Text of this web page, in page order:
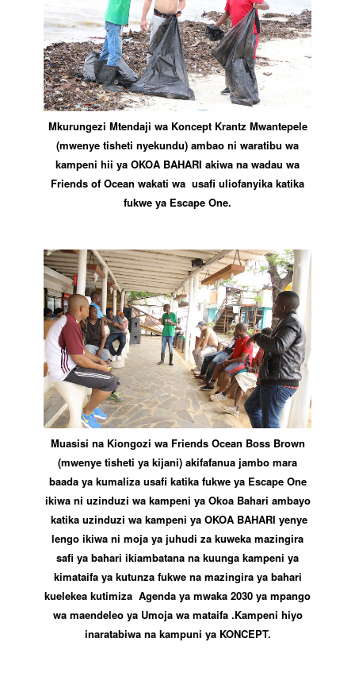
Mkurungezi Mtendaji wa Koncept Krantz Mwantepele
(mwenye tisheti nyekundu) ambao ni waratibu wa
kampeni hii ya OKOA BAHARI akiwa na wadau wa
Friends of Ocean wakati wa usafi uliofanyika katika
fukwe ya Escape One.
Muasisi na Kiongozi wa Friends Ocean Boss Brown
(mwenye tisheti ya kijani) akifafanua jambo mara
baada ya kumaliza usafi katika fukwe ya Escape One
ikiwa ni uzinduzi wa kampeni ya Okoa Bahari ambayo
katika uzinduzi wa kampeni ya OKOA BAHARI yenye
lengo ikiwa ni moja ya juhudi za kuweka mazingira
safi ya bahari ikiambatana na kuunga kampeni ya
kimataifa ya kutunza fukwe na mazingira ya bahari
kuelekea kutimiza Agenda ya mwaka 2030 ya mpango
wa maendeleo ya Umoja wa mataifa .Kampeni hiyo
inaratabiwa na kampuni ya KONCEPT.